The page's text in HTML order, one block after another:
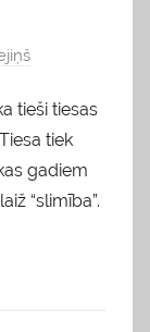
tieši tiesas
tiek
gadiem
“slimība”.